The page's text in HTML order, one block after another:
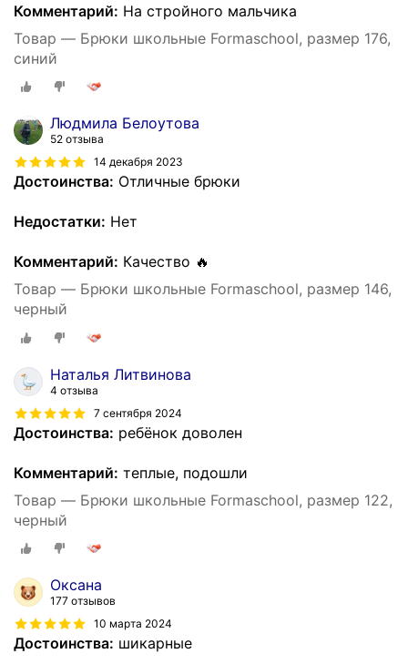
Комментарий: На стройного мальчика
Товар — Брюки школьные Formaschool, размер 176,
синий
Людмила Белоутова
52 отзыва
14 декабря 2023
Достоинства: Отличные брюки
Недостатки: Нет
Комментарий: Качество 🔥
Товар — Брюки школьные Formaschool, размер 146,
черный
Наталья Литвинова
4 отзыва
7 сентября 2024
Достоинства: ребёнок доволен
Комментарий: теплые, подошли
Товар — Брюки школьные Formaschool, размер 122,
черный
Оксана
177 отзывов
10 марта 2024
Достоинства: шикарные